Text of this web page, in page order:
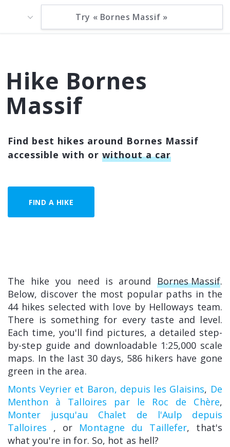
Hike Bornes
Massif
Find best hikes around Bornes Massif
accessible with or without a car
FIND A HIKE
The hike you need is around Bornes Massif.
Below, discover the most popular paths in the
44 hikes selected with love by Helloways team.
There is something for every taste and level.
Each time, you'll find pictures, a detailed step-
by-step guide and downloadable 1:25,000 scale
maps. In the last 30 days, 586 hikers have gone
green in the area.
Monts Veyrier et Baron, depuis les Glaisins, De
Menthon à Talloires par le Roc de Chère,
Monter jusqu'au Chalet de l'Aulp depuis
Talloires , or Montagne du Taillefer, that's
what you're in for. So, hot as hell?